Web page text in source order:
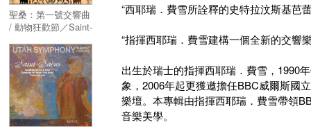
聖桑：第一號交響曲
/ 動物狂歡節／Saint-
No 1 & The carnival
of the animals
“西耶瑞．費雪所詮釋的史特拉汶斯基芭
“指揮西耶瑞．費雪建構一個全新的交響
出生於瑞士的指揮西耶瑞．費雪，1990
象，2006年起更獲邀擔任BBC威爾斯國
樂壇。本專輯由指揮西耶瑞．費雪帶領
音樂美學。